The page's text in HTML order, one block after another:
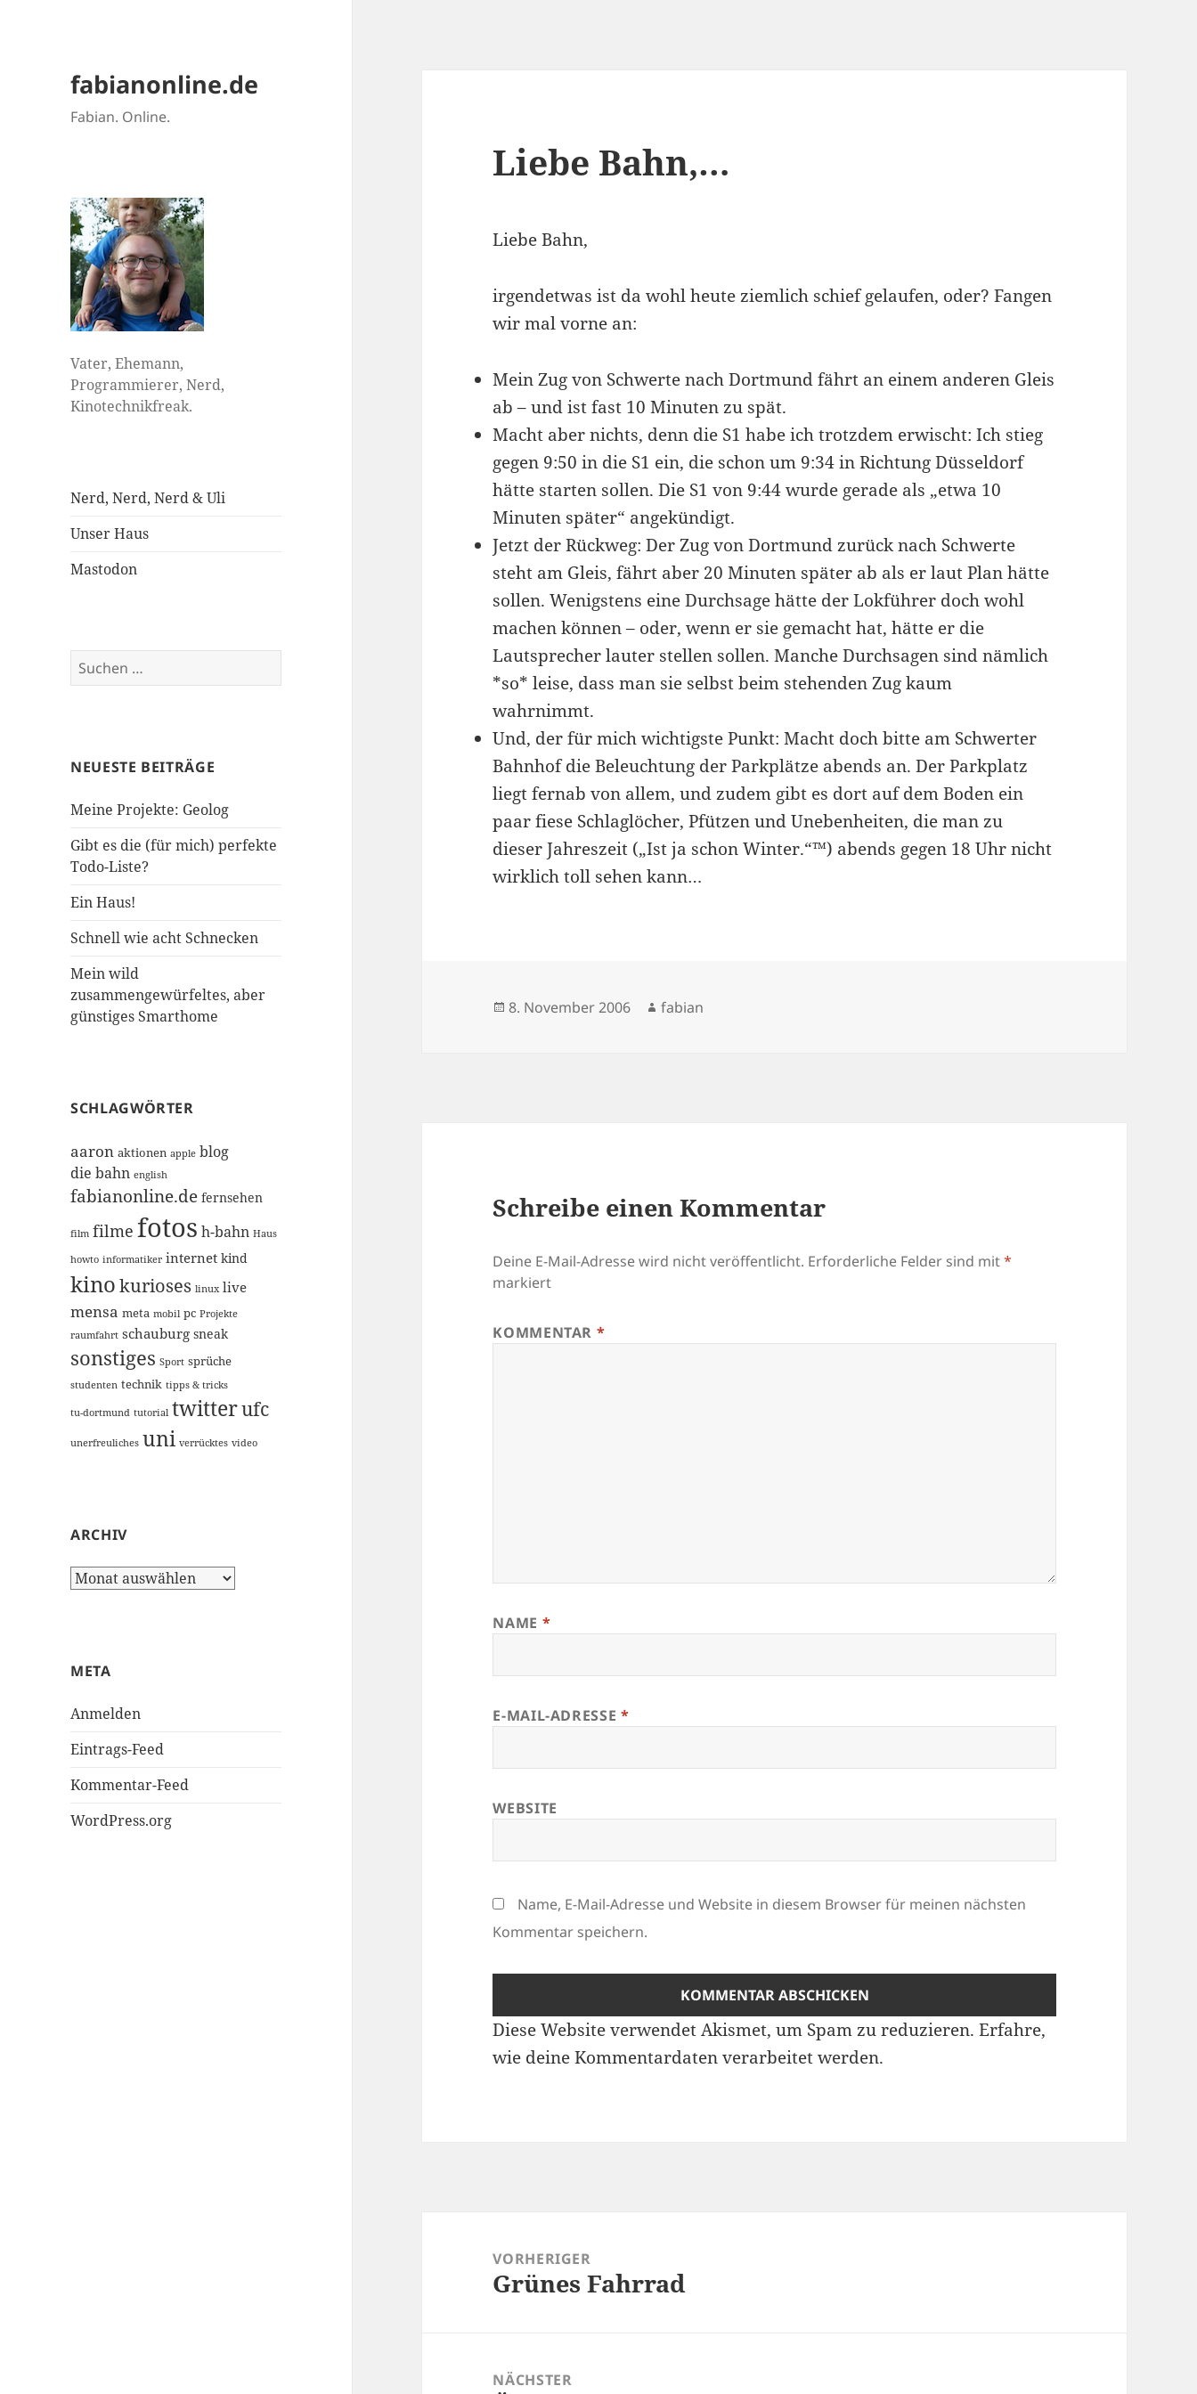
fabianonline.de
Fabian. Online.
Vater, Ehemann,
Programmierer, Nerd,
Kinotechnikfreak.
Nerd, Nerd, Nerd & Uli
Unser Haus
Mastodon
Suchen
nach:
NEUESTE BEITRÄGE
Meine Projekte: Geolog
Gibt es die (für mich) perfekte
Todo-Liste?
Ein Haus!
Schnell wie acht Schnecken
Mein wild
zusammengewürfeltes, aber
günstiges Smarthome
SCHLAGWÖRTER
aaron aktionen apple blog
die bahn english
fabianonline.de fernsehen
film filme fotos h-bahn Haus
howto informatiker internet kind
kinokurioses linux live
mensa meta mobil pc Projekte
raumfahrt schauburg sneak
sonstiges Sport sprüche
studenten technik tipps & tricks
tu-dortmund tutorial twitterufc
unerfreuliches uni verrücktes video
ARCHIV
Archiv
META
Anmelden
Eintrags-Feed
Kommentar-Feed
WordPress.org
Liebe Bahn,…
Liebe Bahn,
irgendetwas ist da wohl heute ziemlich schief gelaufen, oder? Fangen
wir mal vorne an:
Mein Zug von Schwerte nach Dortmund fährt an einem anderen Gleis
ab – und ist fast 10 Minuten zu spät.
Macht aber nichts, denn die S1 habe ich trotzdem erwischt: Ich stieg
gegen 9:50 in die S1 ein, die schon um 9:34 in Richtung Düsseldorf
hätte starten sollen. Die S1 von 9:44 wurde gerade als „etwa 10
Minuten später“ angekündigt.
Jetzt der Rückweg: Der Zug von Dortmund zurück nach Schwerte
steht am Gleis, fährt aber 20 Minuten später ab als er laut Plan hätte
sollen. Wenigstens eine Durchsage hätte der Lokführer doch wohl
machen können – oder, wenn er sie gemacht hat, hätte er die
Lautsprecher lauter stellen sollen. Manche Durchsagen sind nämlich
*so* leise, dass man sie selbst beim stehenden Zug kaum
wahrnimmt.
Und, der für mich wichtigste Punkt: Macht doch bitte am Schwerter
Bahnhof die Beleuchtung der Parkplätze abends an. Der Parkplatz
liegt fernab von allem, und zudem gibt es dort auf dem Boden ein
paar fiese Schlaglöcher, Pfützen und Unebenheiten, die man zu
dieser Jahreszeit („Ist ja schon Winter.“™) abends gegen 18 Uhr nicht
wirklich toll sehen kann…
Veröffentlicht
8. November 2006 Autor
fabian
Schreibe einen Kommentar
Deine E-Mail-Adresse wird nicht veröffentlicht. Erforderliche Felder sind mit*
markiert
KOMMENTAR *
NAME *
E-MAIL-ADRESSE *
WEBSITE
Name, E-Mail-Adresse und Website in diesem Browser für meinen nächsten
Kommentar speichern.
Diese Website verwendet Akismet, um Spam zu reduzieren.Erfahre,
wie deine Kommentardaten verarbeitet werden.
VORHERIGER
Vorheriger
Grünes Fahrrad
NÄCHSTER